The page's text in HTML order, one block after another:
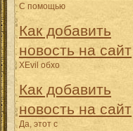
С помощью
Как добавить
новость на сайт
XEvil обхо
Как добавить
новость на сайт
Да, этот с